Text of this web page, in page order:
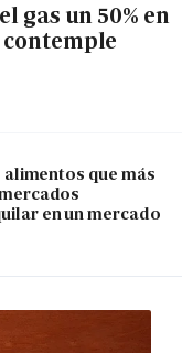
gas un 50% en
contemple
que más
en un mercado